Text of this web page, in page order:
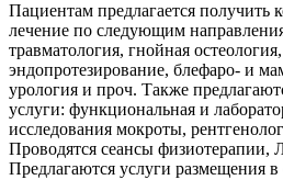
Пациентам предлагается получить
лечение по следующим
травматология, гнойная
эндопротезирование, блефаро- и
урология и проч. Также
услуги: функциональная и
исследования мокроты,
Проводятся сеансы физиотерапии,
Предлагаются услуги размещения в